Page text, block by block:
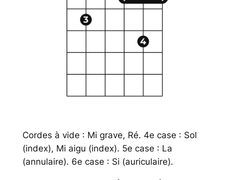
Cordes à vide : Mi grave, Ré. 4e case : Sol
(index), Mi aigu (index). 5e case : La
(annulaire). 6e case : Si (auriculaire).